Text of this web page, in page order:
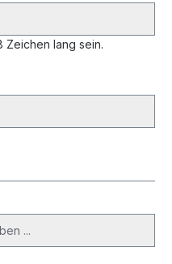
Zeichen lang sein.